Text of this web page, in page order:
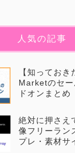
人気の記事
【知ってお
Marketのセ
ドオンまとめ
絶対に押さえ
像フリーラン
プレ・素材サ